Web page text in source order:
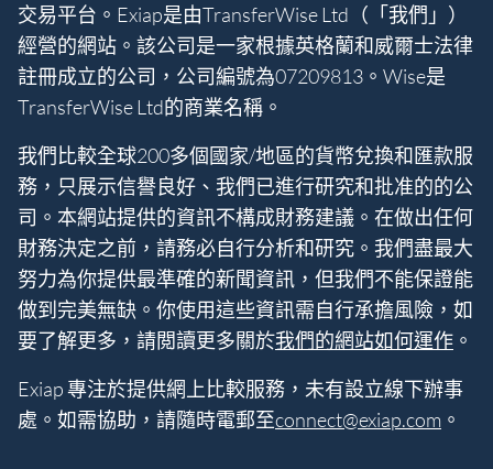
交易平台。Exiap是由TransferWise Ltd（「我們」）
經營的網站。該公司是一家根據英格蘭和威爾士法律
註冊成立的公司，公司編號為07209813。Wise是
TransferWise Ltd的商業名稱。
我們比較全球200多個國家/地區的貨幣兌換和匯款服
務，只展示信譽良好、我們已進行研究和批准的的公
司。本網站提供的資訊不構成財務建議。在做出任何
財務決定之前，請務必自行分析和研究。我們盡最大
努力為你提供最準確的新聞資訊，但我們不能保證能
做到完美無缺。你使用這些資訊需自行承擔風險，如
要了解更多，請閲讀更多關於我們的網站如何運作 。
Exiap 專注於提供網上比較服務，未有設立線下辦事
處。如需協助，請隨時電郵至connect@exiap.com 。